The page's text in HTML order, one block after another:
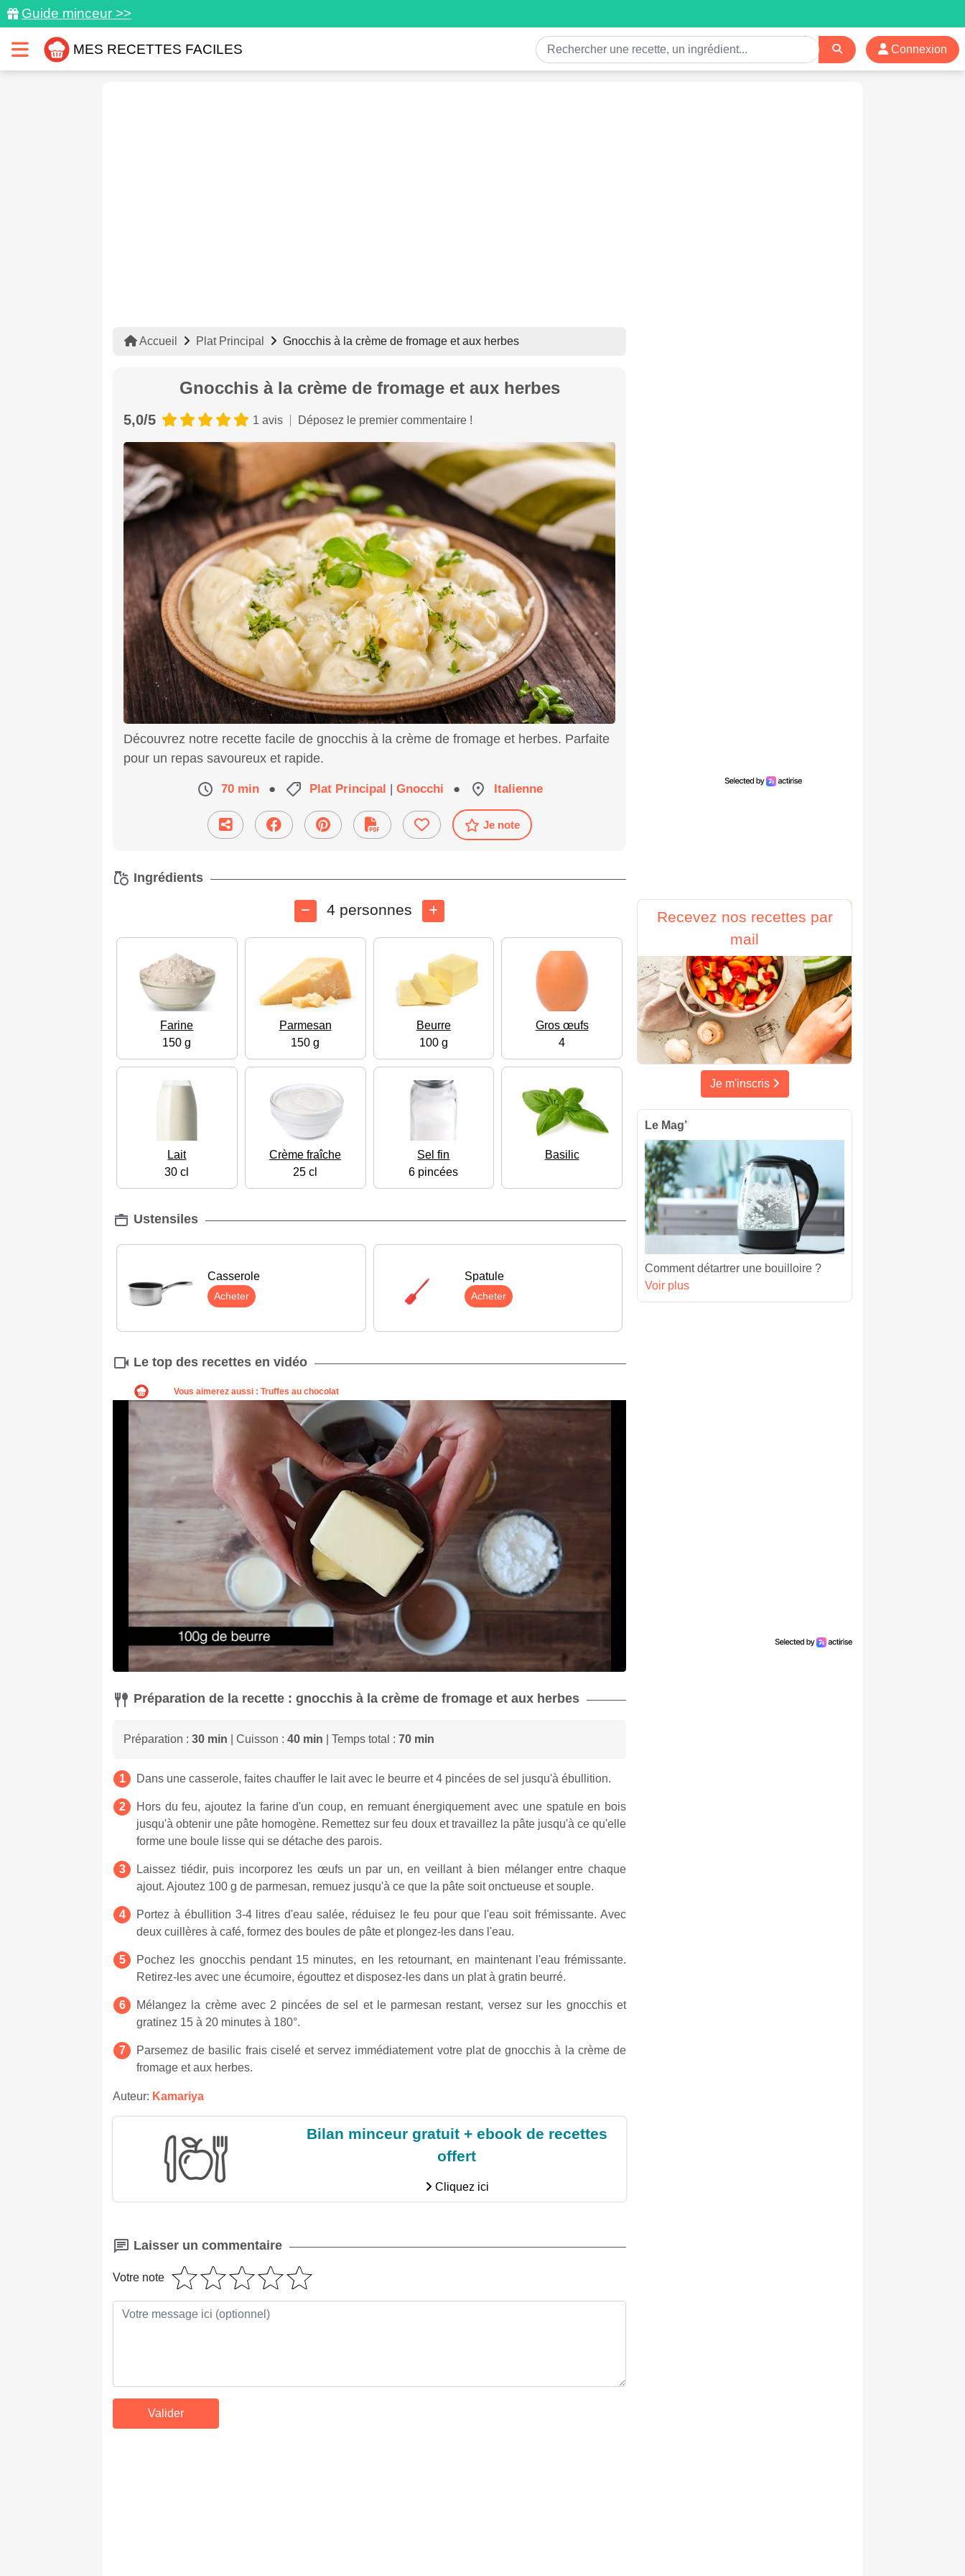
Guide minceur >>
MES RECETTES FACILES Connexion
Accueil Plat Principal Gnocchis à la crème de fromage et aux herbes
Gnocchis à la crème de fromage et aux herbes
5,0/5 1 avis Déposez le premier commentaire !
Découvrez notre recette facile de gnocchis à la crème de fromage et herbes. Parfaite
pour un repas savoureux et rapide.
70 min ● Plat Principal | Gnocchi ● Italienne
Je note
Ingrédients
4 personnes
Farine
150 g
Parmesan
150 g
Beurre
100 g
Gros œufs
4
Lait
30 cl
Crème fraîche
25 cl
Sel fin
6 pincées
Basilic
Ustensiles
Casserole
Acheter
Spatule
Acheter
Le top des recettes en vidéo
Préparation de la recette : gnocchis à la crème de fromage et aux herbes
Préparation : 30 min | Cuisson : 40 min | Temps total : 70 min
Dans une casserole, faites chauffer le lait avec le beurre et 4 pincées de sel jusqu'à ébullition.
Hors du feu, ajoutez la farine d'un coup, en remuant énergiquement avec une spatule en bois
jusqu'à obtenir une pâte homogène. Remettez sur feu doux et travaillez la pâte jusqu'à ce qu'elle
forme une boule lisse qui se détache des parois.
Laissez tiédir, puis incorporez les œufs un par un, en veillant à bien mélanger entre chaque
ajout. Ajoutez 100 g de parmesan, remuez jusqu'à ce que la pâte soit onctueuse et souple.
Portez à ébullition 3-4 litres d'eau salée, réduisez le feu pour que l'eau soit frémissante. Avec
deux cuillères à café, formez des boules de pâte et plongez-les dans l'eau.
Pochez les gnocchis pendant 15 minutes, en les retournant, en maintenant l'eau frémissante.
Retirez-les avec une écumoire, égouttez et disposez-les dans un plat à gratin beurré.
Mélangez la crème avec 2 pincées de sel et le parmesan restant, versez sur les gnocchis et
gratinez 15 à 20 minutes à 180°.
Parsemez de basilic frais ciselé et servez immédiatement votre plat de gnocchis à la crème de
fromage et aux herbes.
Auteur: Kamariya
Bilan minceur gratuit + ebook de recettes
offert
Cliquez ici
Laisser un commentaire
Votre note
Recevez nos recettes par
mail
Je m'inscris
Le Mag’
Comment détartrer une bouilloire ?
Voir plus